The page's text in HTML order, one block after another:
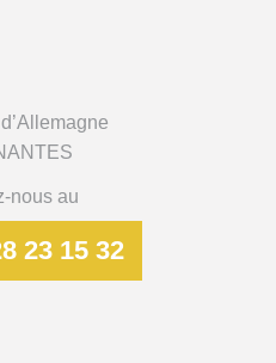
nous au
23 15 32